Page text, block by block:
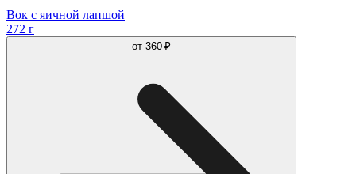
Вок с яичной лапшой
272 г
от 360 ₽